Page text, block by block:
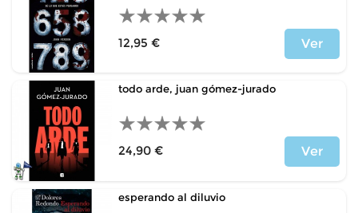
12,95 €
Ver
todo arde, juan gómez-jurado
24,90 €
Ver
esperando al diluvio